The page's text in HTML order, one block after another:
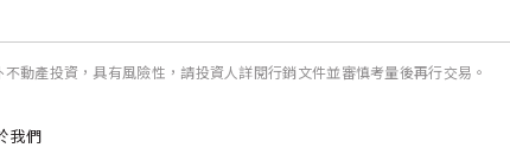
不動產投資，具有風險性，請投資人詳閱行銷文件並審慎考量後再行交易。
我們